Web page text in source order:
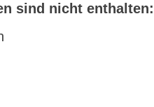
sind nicht enthalten: